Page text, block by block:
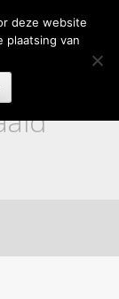
deze website
plaatsing van